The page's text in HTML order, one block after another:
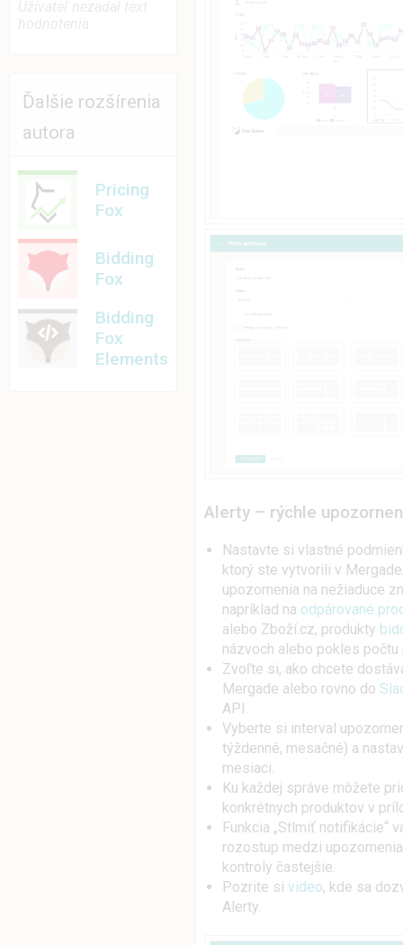
Ďalšie rozšírenia
autora
Pricing
Fox
Bidding
Fox
Bidding
Fox
Elements
Alerty – rýchle
Nastavte si vlastné
ktorý ste vytvorili v
upozornenia na nežiaduce
napríklad na odpárované
alebo Zboží.cz, produkty
názvoch alebo pokles
Zvoľte si, ako chcete
Mergade alebo rovno do
API.
Vyberte si interval
týždenné, mesačné) a
mesiaci.
Ku každej správe môžete
konkrétnych produktov v
Funkcia „Stlmiť notifikácie“
rozostup medzi
kontroly častejšie.
Pozrite si video, kde sa
Alerty.